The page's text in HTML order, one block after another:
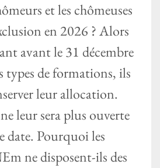
et les chômeuses
en 2026 ? Alors
avant le 31 décembre
types de formations, ils
leur allocation.
leur sera plus ouverte
date. Pourquoi les
ne disposent-ils des